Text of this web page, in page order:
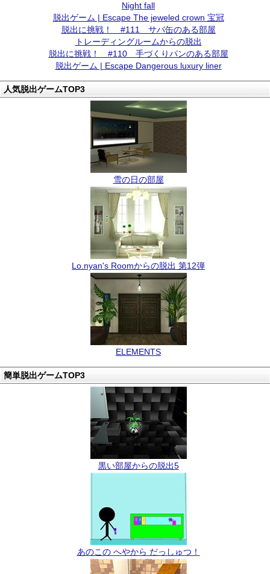
Night fall
脱出ゲーム | Escape The jeweled crown 宝冠
脱出に挑戦！ #111 サバ缶のある部屋
トレーディングルームからの脱出
脱出に挑戦！ #110 手づくりパンのある部屋
脱出ゲーム | Escape Dangerous luxury liner
人気脱出ゲームTOP3
雪の日の部屋
Lo.nyan's Roomからの脱出 第12弾
ELEMENTS
簡単脱出ゲームTOP3
黒い部屋からの脱出5
あのこの へやから だっしゅつ！